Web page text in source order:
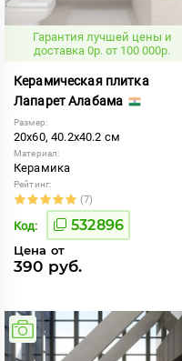
Гарантия лучшей цены и
доставка 0р. от 100 000р.
Керамическая плитка
Лапарет Алабама
Размер:
20x60, 40.2x40.2 см
Материал:
Керамика
Рейтинг:
(7)
Код: 532896
Цена от
390 руб.